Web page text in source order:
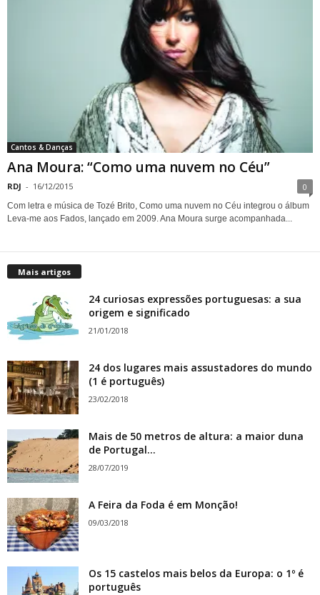
Cantos & Danças
Ana Moura: “Como uma nuvem no Céu”
RDJ - 16/12/2015 0
Com letra e música de Tozé Brito, Como uma nuvem no Céu integrou o álbum
Leva-me aos Fados, lançado em 2009. Ana Moura surge acompanhada...
Mais artigos
24 curiosas expressões portuguesas: a sua
origem e significado
21/01/2018
24 dos lugares mais assustadores do mundo
(1 é português)
23/02/2018
Mais de 50 metros de altura: a maior duna
de Portugal...
28/07/2019
A Feira da Foda é em Monção!
09/03/2018
Os 15 castelos mais belos da Europa: o 1º é
português